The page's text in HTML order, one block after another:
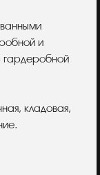
и
гардеробной
кладовая,